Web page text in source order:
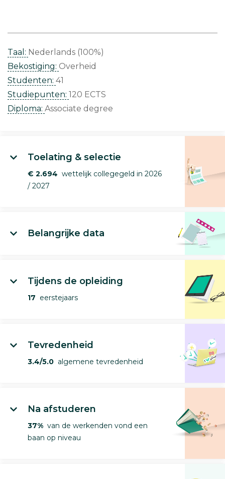
Taal: Nederlands (100%)
Bekostiging: Overheid
Studenten: 41
Studiepunten: 120 ECTS
Diploma: Associate degree
Toelating & selectie
€ 2.694 wettelijk collegegeld in 2026
/ 2027
Belangrijke data
Tijdens de opleiding
17 eerstejaars
Tevredenheid
3.4/5.0 algemene tevredenheid
Na afstuderen
37% van de werkenden vond een
baan op niveau